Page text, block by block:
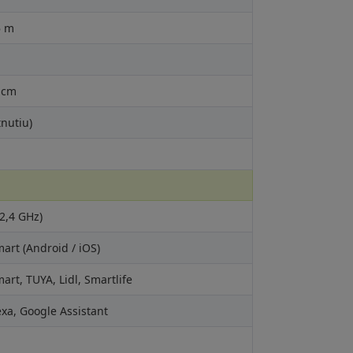
m
GHz)
(Android / iOS)
TUYA, Lidl, Smartlife
Google Assistant